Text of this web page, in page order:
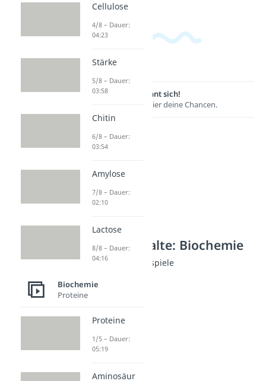
Lernen lohnt sich!
Entdecke hier deine Chancen.
Weitere Inhalte: Biochemie
Kohlenhydrate Beispiele
Dauer: 05:26
Maltose
Saccharose
Dauer: 02:52
Cellulose
Stärke
Cellulose
4/8 – Dauer:
04:23
Stärke
5/8 – Dauer:
03:58
Chitin
6/8 – Dauer:
03:54
Amylose
7/8 – Dauer:
02:10
Lactose
8/8 – Dauer:
04:16
Biochemie
Proteine
Proteine
1/5 – Dauer:
05:19
Aminosäur